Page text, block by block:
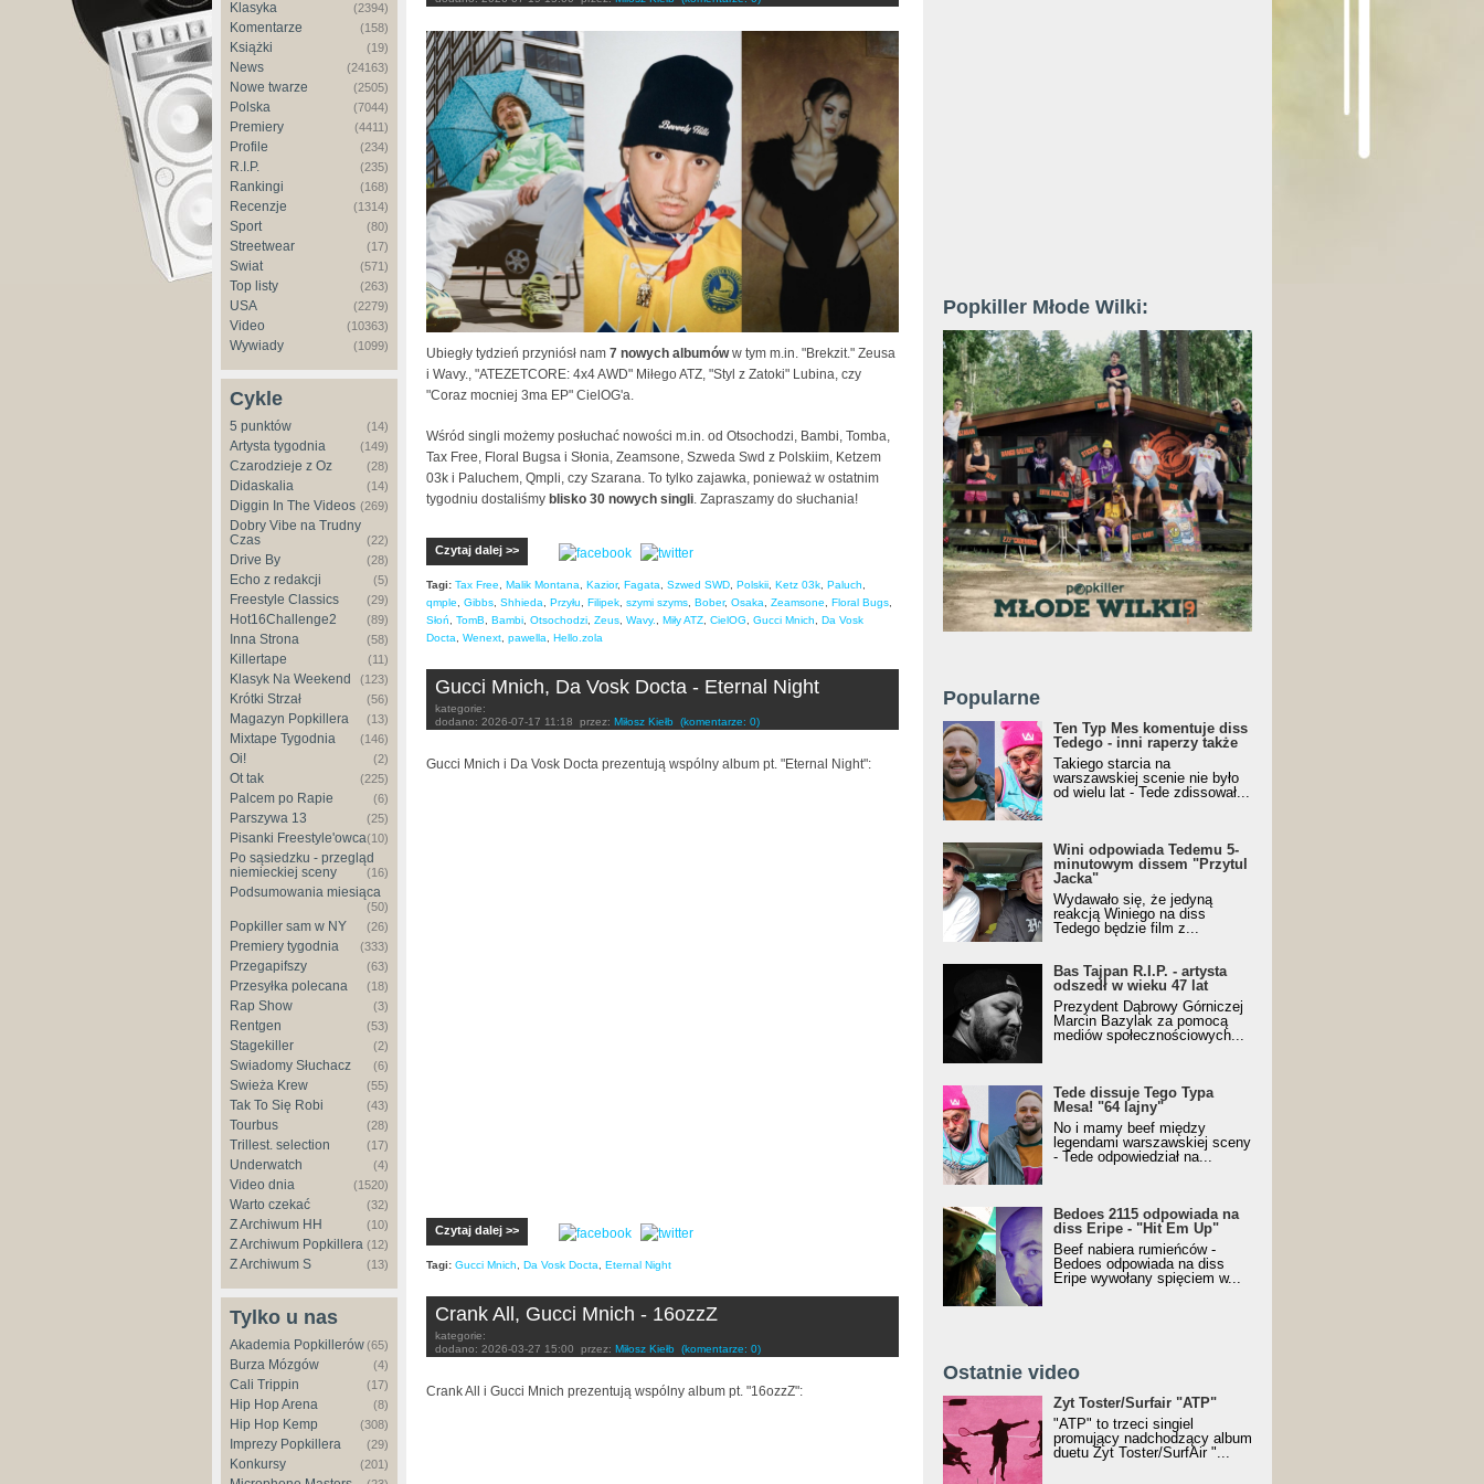
Klasyka (2394)
Komentarze (158)
Książki (19)
News (24163)
Nowe twarze (2505)
Polska (7044)
Premiery (4411)
Profile (234)
R.I.P. (235)
Rankingi (168)
Recenzje (1314)
Sport (80)
Streetwear (17)
Świat (571)
Top listy (263)
USA (2279)
Video (10363)
Wywiady (1099)
Cykle
5 punktów (14)
Artysta tygodnia (149)
Czarodzieje z Oz (28)
Didaskalia (14)
Diggin In The Videos (269)
Dobry Vibe na Trudny
Czas
(22)
Drive By (28)
Echo z redakcji (5)
Freestyle Classics (29)
Hot16Challenge2 (89)
Inna Strona (58)
Killertape (11)
Klasyk Na Weekend (123)
Krótki Strzał (56)
Magazyn Popkillera (13)
Mixtape Tygodnia (146)
Oi! (2)
Ot tak (225)
Palcem po Rapie (6)
Parszywa 13 (25)
Pisanki Freestyle'owca(10)
Po sąsiedzku - przegląd
niemieckiej sceny
(16)
Podsumowania miesiąca
(50)
Popkiller sam w NY (26)
Premiery tygodnia (333)
Przegapifszy (63)
Przesyłka polecana (18)
Rap Show (3)
Rentgen (53)
Stagekiller (2)
Świadomy Słuchacz (6)
Świeża Krew (55)
Tak To Się Robi (43)
Tourbus (28)
Trillest. selection (17)
Underwatch (4)
Video dnia (1520)
Warto czekać (32)
Z Archiwum HH (10)
Z Archiwum Popkillera (12)
Z Archiwum S (13)
Tylko u nas
Akademia Popkillerów(65)
Burza Mózgów (4)
Cali Trippin (17)
Hip Hop Arena (8)
Hip Hop Kemp (308)
Imprezy Popkillera (29)
Konkursy (201)
Ubiegły tydzień przyniósł nam 7 nowych albumóww tym m.in. "Brekzit." Zeusa
i Wavy., "ATEZETCORE: 4x4 AWD" Miłego ATZ, "Styl z Zatoki" Lubina, czy
"Coraz mocniej 3ma EP" CielOG'a.
Wśród singli możemy posłuchać nowości m.in. od Otsochodzi, Bambi, Tomba,
Tax Free, Floral Bugsa i Słonia, Zeamsone, Szweda Swd z Polskiim, Ketzem
03k i Paluchem, Qmpli, czy Szarana. To tylko zajawka, ponieważ w ostatnim
tygodniu dostaliśmy blisko 30 nowych singli . Zapraszamy do słuchania!
Czytaj dalej >>
Tagi: Tax Free Malik Montana Kazior, Fagata Szwed SWD Polskii Ketz 03k Paluch
qmple
Gibbs Shhieda Przyłu Filipek szymi szyms Bober, Osaka Zeamsone Floral Bugs
Słoń
TomB Bambi Otsochodzi Zeus Wavy. Miły ATZ CielOG Gucci Mnich
Da Vosk
Docta
Wenext pawella Hello.zola
Gucci Mnich, Da Vosk Docta - Eternal Night
kategorie:
dodano: 2026-07-17 11:18 przez: Miłosz Kiełb (komentarze: 0)
Gucci Mnich i Da Vosk Docta prezentują wspólny album pt. "Eternal Night":
Czytaj dalej >>
Tagi: Gucci Mnich Da Vosk Docta Eternal Night
Crank All, Gucci Mnich - 16ozzZ
kategorie:
dodano: 2026-03-27 15:00 przez: Miłosz Kiełb (komentarze: 0)
Crank All i Gucci Mnich prezentują wspólny album pt. "16ozzZ":
Popkiller Młode Wilki:
Popularne
Ten Typ Mes komentuje diss
Tedego - inni raperzy także
Takiego starcia na
warszawskiej scenie nie było
od wielu lat - Tede zdissował...
Wini odpowiada Tedemu 5-
minutowym dissem "Przytul
Jacka"
Wydawało się, że jedyną
reakcją Winiego na diss
Tedego będzie film z...
Bas Tajpan R.I.P. - artysta
odszedł w wieku 47 lat
Prezydent Dąbrowy Górniczej
Marcin Bazylak za pomocą
mediów społecznościowych...
Tede dissuje Tego Typa
Mesa! "64 lajny"
No i mamy beef między
legendami warszawskiej sceny
- Tede odpowiedział na...
Bedoes 2115 odpowiada na
diss Eripe - "Hit Em Up"
Beef nabiera rumieńców -
Bedoes odpowiada na diss
Eripe wywołany spięciem w...
Ostatnie video
Żyt Toster/SurfAir - ATP VIDEO
Żyt Toster/Surfair "ATP"
"ATP" to trzeci singiel
promujący nadchodzący album
duetu Żyt Toster/SurfAir "...